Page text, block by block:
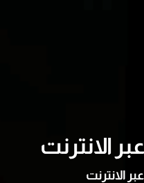
الانترنت
الانترنت